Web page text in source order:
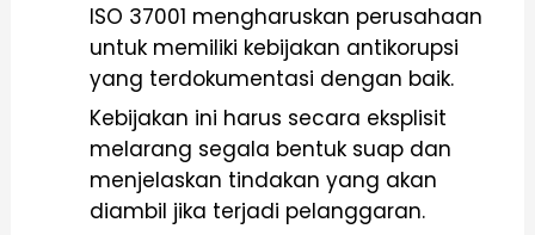
ISO 37001 mengharuskan perusahaan
untuk memiliki kebijakan antikorupsi
yang terdokumentasi dengan baik.
Kebijakan ini harus secara eksplisit
melarang segala bentuk suap dan
menjelaskan tindakan yang akan
diambil jika terjadi pelanggaran.